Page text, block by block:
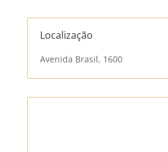
Localização
Avenida Brasil, 1600